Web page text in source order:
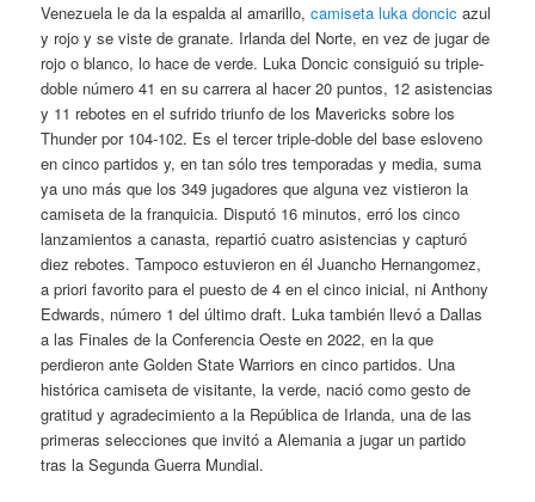
Venezuela le da la espalda al amarillo,camiseta luka doncic azul
y rojo y se viste de granate. Irlanda del Norte, en vez de jugar de
rojo o blanco, lo hace de verde. Luka Doncic consiguió su triple-
doble número 41 en su carrera al hacer 20 puntos, 12 asistencias
y 11 rebotes en el sufrido triunfo de los Mavericks sobre los
Thunder por 104-102. Es el tercer triple-doble del base esloveno
en cinco partidos y, en tan sólo tres temporadas y media, suma
ya uno más que los 349 jugadores que alguna vez vistieron la
camiseta de la franquicia. Disputó 16 minutos, erró los cinco
lanzamientos a canasta, repartió cuatro asistencias y capturó
diez rebotes. Tampoco estuvieron en él Juancho Hernangomez,
a priori favorito para el puesto de 4 en el cinco inicial, ni Anthony
Edwards, número 1 del último draft. Luka también llevó a Dallas
a las Finales de la Conferencia Oeste en 2022, en la que
perdieron ante Golden State Warriors en cinco partidos. Una
histórica camiseta de visitante, la verde, nació como gesto de
gratitud y agradecimiento a la República de Irlanda, una de las
primeras selecciones que invitó a Alemania a jugar un partido
tras la Segunda Guerra Mundial.